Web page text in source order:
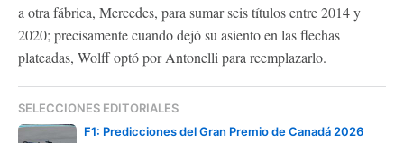
a otra fábrica, Mercedes, para sumar seis títulos entre 2014 y
2020; precisamente cuando dejó su asiento en las flechas
plateadas, Wolff optó por Antonelli para reemplazarlo.
SELECCIONES EDITORIALES
F1: Predicciones del Gran Premio de Canadá 2026